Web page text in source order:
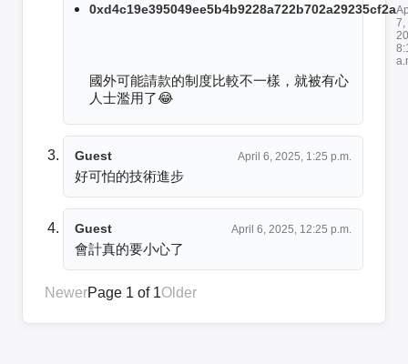
0xd4c19e395049ee5b4b9228a722b702a29235cf2a
7,
國外可能請款的制度比較不一樣，就被有心
人士濫用了😂
Guest April 6, 2025, 1:25 p.m.
好可怕的技術進步
Guest April 6, 2025, 12:25 p.m.
會計真的要小心了
NewerPage 1 of 1Older